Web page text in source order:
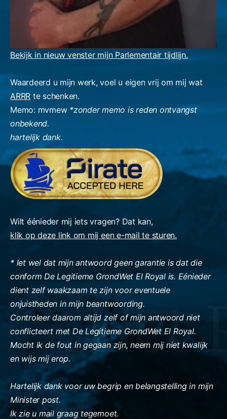
Bekijk in nieuw venster mijn Parlementair tijdlijn.
Waardeerd u mijn werk, voel u eigen vrij om mij wat
ARRR te schenken.
Memo: mvmew *zonder memo is reden ontvangst
onbekend.
hartelijk dank.
Wilt éénieder mij iets vragen? Dat kan,
klik op deze link om mij een e-mail te sturen.
* let wel dat mijn antwoord geen garantie is dat die
conform De Legitieme GrondWet El Royal is. Eénieder
dient zelf waakzaam te zijn voor eventuele
onjuistheden in mijn beantwoording.
Controleer daarom altijd zelf of mijn antwoord niet
conflicteert met De Legitieme GrondWet El Royal.
Mocht ik de fout in gegaan zijn, neem mij niet kwalijk
en wijs mij erop.
Hartelijk dank voor uw begrip en belangstelling in mijn
Minister post.
Ik zie u mail graag tegemoet.